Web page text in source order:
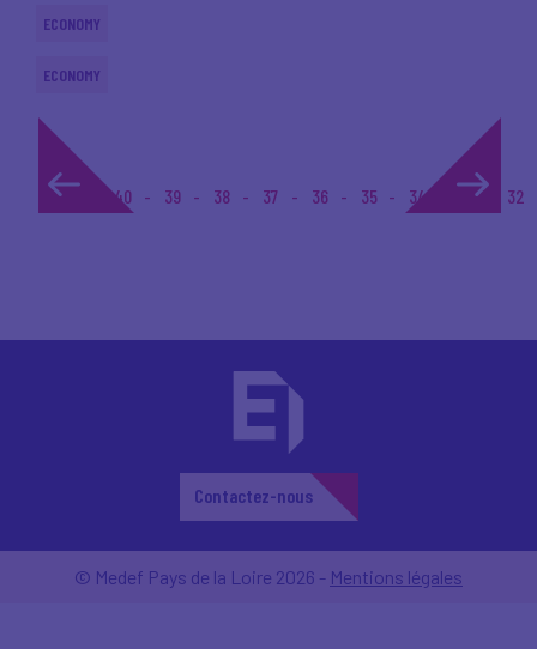
ECONOMY
ECONOMY
1... 40 39 38 37 36 35 34 33 32
Contactez-nous
© Medef Pays de la Loire 2026 - Mentions légales